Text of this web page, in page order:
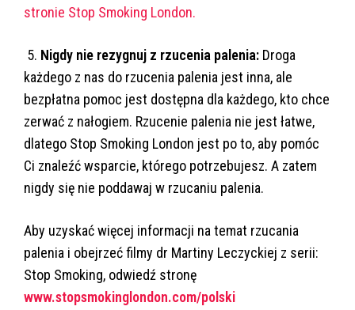
stronie Stop Smoking London.
5. Nigdy nie rezygnuj z rzucenia palenia: Droga
każdego z nas do rzucenia palenia jest inna, ale
bezpłatna pomoc jest dostępna dla każdego, kto chce
zerwać z nałogiem. Rzucenie palenia nie jest łatwe,
dlatego Stop Smoking London jest po to, aby pomóc
Ci znaleźć wsparcie, którego potrzebujesz. A zatem
nigdy się nie poddawaj w rzucaniu palenia.
Aby uzyskać więcej informacji na temat rzucania
palenia i obejrzeć filmy dr Martiny Leczyckiej z serii:
Stop Smoking, odwiedź stronę
www.stopsmokinglondon.com/polski